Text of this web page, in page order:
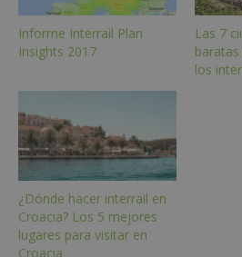
Informe Interrail Plan
Insights 2017
Las 7
los
¿Dónde hacer interrail en
Croacia? Los 5 mejores
lugares para visitar en
Croacia